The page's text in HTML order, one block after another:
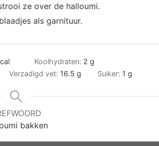
ze over de halloumi.
als garnituur.
Koolhydraten: 2 g
Verzadigd vet: 16.5 g Suiker: 1 g
bakken